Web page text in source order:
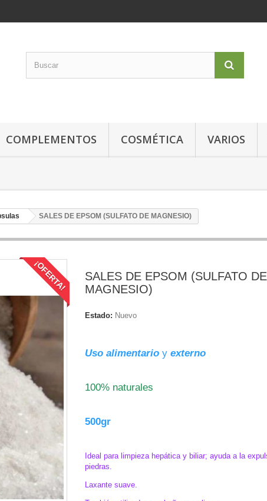
COMPLEMENTOS COSMÉTICA VARIOS
SALES DE EPSOM (SULFATO DE MAGNESIO)
¡OFERTA!
SALES DE EPSOM (SULFATO DE
MAGNESIO)
Estado: Nuevo
Uso alimentario y externo
100% naturales
500gr
Ideal para limpieza hepática y biliar; ayuda a la
piedras.
Laxante suave.